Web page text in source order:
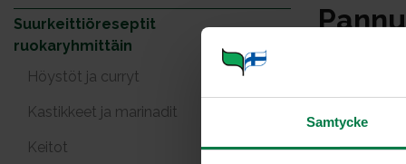
Samtycke
Suurkeittiöreseptit
ruokaryhmittäin
Höystöt ja curryt
Kastikkeet ja marinadit
Keitot